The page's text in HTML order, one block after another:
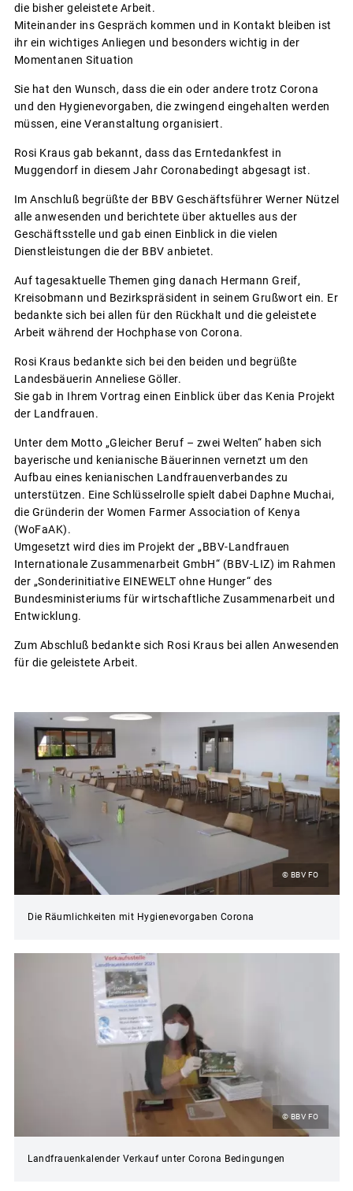
die bisher geleistete Arbeit.
Miteinander ins Gespräch kommen und in Kontakt bleiben ist
ihr ein wichtiges Anliegen und besonders wichtig in der
Momentanen Situation
Sie hat den Wunsch, dass die ein oder andere trotz Corona
und den Hygienevorgaben, die zwingend eingehalten werden
müssen, eine Veranstaltung organisiert.
Rosi Kraus gab bekannt, dass das Erntedankfest in
Muggendorf in diesem Jahr Coronabedingt abgesagt ist.
Im Anschluß begrüßte der BBV Geschäftsführer Werner Nützel
alle anwesenden und berichtete über aktuelles aus der
Geschäftsstelle und gab einen Einblick in die vielen
Dienstleistungen die der BBV anbietet.
Auf tagesaktuelle Themen ging danach Hermann Greif,
Kreisobmann und Bezirkspräsident in seinem Grußwort ein. Er
bedankte sich bei allen für den Rückhalt und die geleistete
Arbeit während der Hochphase von Corona.
Rosi Kraus bedankte sich bei den beiden und begrüßte
Landesbäuerin Anneliese Göller.
Sie gab in Ihrem Vortrag einen Einblick über das Kenia Projekt
der Landfrauen.
Unter dem Motto „Gleicher Beruf – zwei Welten“ haben sich
bayerische und kenianische Bäuerinnen vernetzt um den
Aufbau eines kenianischen Landfrauenverbandes zu
unterstützen. Eine Schlüsselrolle spielt dabei Daphne Muchai,
die Gründerin der Women Farmer Association of Kenya
(WoFaAK).
Umgesetzt wird dies im Projekt der „BBV-Landfrauen
Internationale Zusammenarbeit GmbH“ (BBV-LIZ) im Rahmen
der „Sonderinitiative EINEWELT ohne Hunger“ des
Bundesministeriums für wirtschaftliche Zusammenarbeit und
Entwicklung.
Zum Abschluß bedankte sich Rosi Kraus bei allen Anwesenden
für die geleistete Arbeit.
© BBV FO
Die Räumlichkeiten mit Hygienevorgaben Corona
© BBV FO
Landfrauenkalender Verkauf unter Corona Bedingungen